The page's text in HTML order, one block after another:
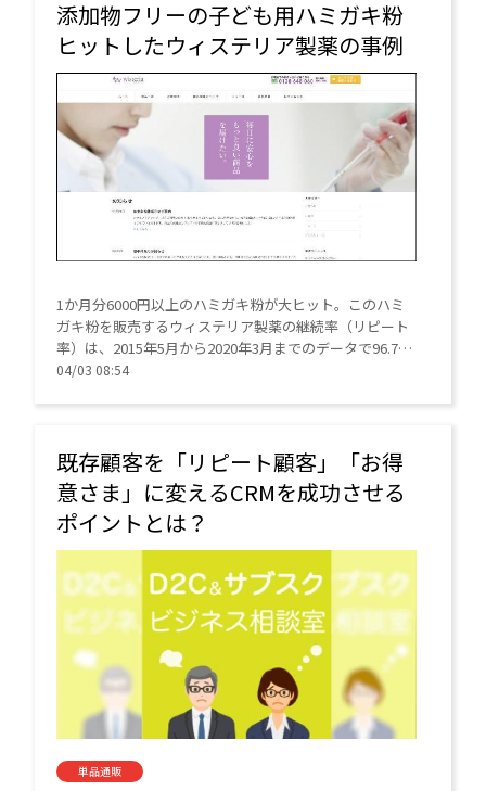
添加物フリーの子ども用ハミガキ粉
ヒットしたウィステリア製薬の事例
1か月分6000円以上のハミガキ粉が大ヒット。このハミ
ガキ粉を販売するウィステリア製薬の継続率（リピート
率）は、2015年5月から2020年3月までのデータで96.7%
に達しています。その秘訣（ひけつ）はCRMにありまし
04/03 08:54
既存顧客を「リピート顧客」「お得
意さま」に変えるCRMを成功させる
ポイントとは？
単品通販